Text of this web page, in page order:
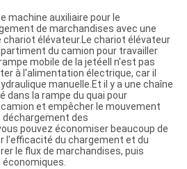
machine auxiliaire pour le
de marchandises avec une
élévateur.Le chariot élévateur
du camion pour travailler
mobile de la jetéeIl n'est pas
à l'alimentation électrique, car il
manuelle.Et il y a une chaîne
dans la rampe du quai pour
et empêcher le mouvement
déchargement des
pouvez économiser beaucoup de
l'efficacité du chargement et du
le flux de marchandises, puis